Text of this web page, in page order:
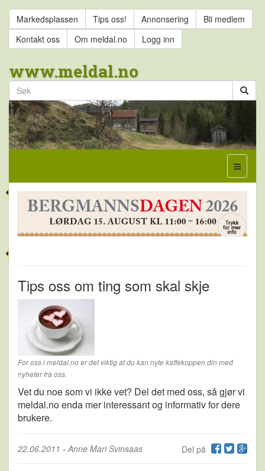
Markedsplassen Tips oss! Annonsering
Bli medlem
Kontakt oss
Om meldal.no Logg inn
www.meldal.no
Tips oss om ting som skal skje
For oss i meldal.no er det viktig at du kan nyte kaffekoppen din med
nyheter fra oss.
Vet du noe som vi ikke vet? Del det med oss, så gjør vi
meldal.no enda mer interessant og informativ for dere
brukere.
Del på
22.06.2011 - Anne Mari Svinsaas